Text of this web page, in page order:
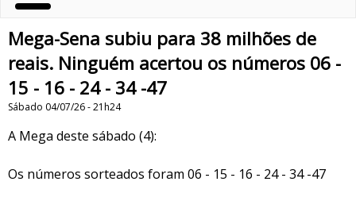
Mega-Sena subiu para 38 milhões de
reais. Ninguém acertou os números 06 -
15 - 16 - 24 - 34 -47
Sábado 04/07/26 - 21h24
A Mega deste sábado (4):
Os números sorteados foram 06 - 15 - 16 - 24 - 34 -47